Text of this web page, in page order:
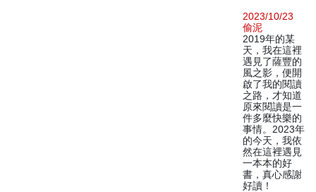
2023/10/23
偷泥
2019年的某
天，我在這裡
遇見了薩豐的
風之影，便開
啟了我的閱讀
之路，才知道
原來閱讀是一
件多麼快樂的
事情。2023年
的今天，我依
然在這裡遇見
一本本的好
書，真心感謝
好讀！